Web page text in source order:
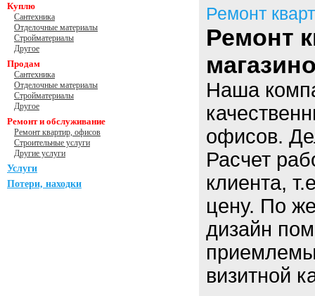
Куплю
Сантехника
Отделочные материалы
Стройматериалы
Другое
Продам
Сантехника
Отделочные материалы
Стройматериалы
Другое
Ремонт и обслуживание
Ремонт квартир, офисов
Строительные услуги
Другие услуги
Услуги
Потери, находки
Ремонт
Ремонт
Наша
офисов.
Расчет
клиента,
цену. По
дизайн
визитной